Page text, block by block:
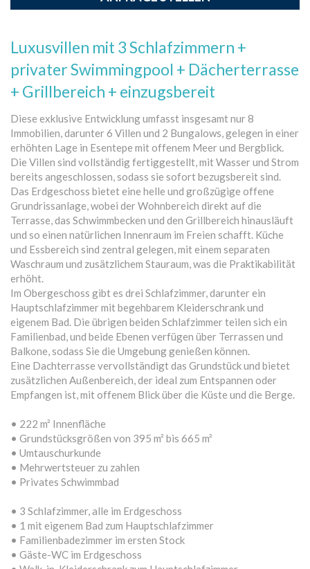
Luxusvillen mit 3 Schlafzimmern +
privater Swimmingpool + Dächerterrasse
+ Grillbereich + einzugsbereit
Diese exklusive Entwicklung umfasst insgesamt nur 8
Immobilien, darunter 6 Villen und 2 Bungalows, gelegen in einer
erhöhten Lage in Esentepe mit offenem Meer und Bergblick.
Die Villen sind vollständig fertiggestellt, mit Wasser und Strom
bereits angeschlossen, sodass sie sofort bezugsbereit sind.
Das Erdgeschoss bietet eine helle und großzügige offene
Grundrissanlage, wobei der Wohnbereich direkt auf die
Terrasse, das Schwimmbecken und den Grillbereich hinausläuft
und so einen natürlichen Innenraum im Freien schafft. Küche
und Essbereich sind zentral gelegen, mit einem separaten
Waschraum und zusätzlichem Stauraum, was die Praktikabilität
erhöht.
Im Obergeschoss gibt es drei Schlafzimmer, darunter ein
Hauptschlafzimmer mit begehbarem Kleiderschrank und
eigenem Bad. Die übrigen beiden Schlafzimmer teilen sich ein
Familienbad, und beide Ebenen verfügen über Terrassen und
Balkone, sodass Sie die Umgebung genießen können.
Eine Dachterrasse vervollständigt das Grundstück und bietet
zusätzlichen Außenbereich, der ideal zum Entspannen oder
Empfangen ist, mit offenem Blick über die Küste und die Berge.
• 222 m² Innenfläche
• Grundstücksgrößen von 395 m² bis 665 m²
• Umtauschurkunde
• Mehrwertsteuer zu zahlen
• Privates Schwimmbad
• 3 Schlafzimmer, alle im Erdgeschoss
• 1 mit eigenem Bad zum Hauptschlafzimmer
• Familienbadezimmer im ersten Stock
• Gäste-WC im Erdgeschoss